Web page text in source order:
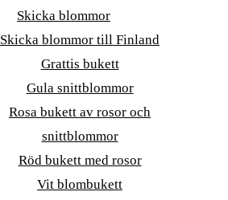
Skicka blommor
Skicka blommor till Finland
Grattis bukett
Gula snittblommor
Rosa bukett av rosor och
snittblommor
Röd bukett med rosor
Vit blombukett